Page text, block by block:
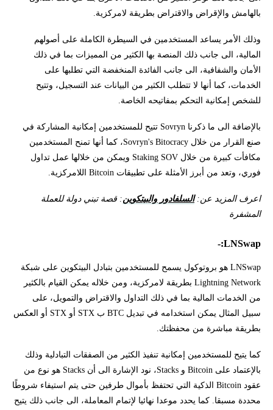
بالهامش والإقراض والاقتراض بطريقة لامركزية.
وذلك الأمر يساعد المستخدمين في السيطرة الكاملة على أصولهم
المالية، الى جانب ذلك المنصة بها الكثير من المميزات بما في ذلك
الأمان والشفافية، الى جانب الفائدة المنخفضة التي تطلبها على
الخدمات، كما أنها لا تتطلب الكثير من البيانات عند التسجيل، وتتيح
للشخص إمكانية التحكم بمفاتيحه الخاصة.
بالإضافة الى ما ذكرنا Sovryn تتيح للمستخدمين إمكانية المشاركة في
صنع القرار من خلال Sovryn's Bitocracy، كما أنها تمنح المستخدمين
مكافأت كبيرة من خلال Staking SOV ويمكن من خلالها عمل تداول
فوري، وتعد من أبرز الأمثلة على تطبيقات Bitcoin اللامركزية.
اعرف المزيد عن:السلفادور والبيتكوين: قصة تبني دولة للعملة
المشفرة
LNSwap:-
LNSwap هو بروتوكول يسمح للمستخدمين بتبادل البيتكوين على شبكة
Lightning Network بطريقة لامركزية، ومن خلاله يمكن القيام بالكثير
من الخدمات المالية بما في ذلك التداول والاقتراض والتمويل، على
سبيل المثال يمكن استخدامه في تبديل BTC ب STX أو STX أو العكس
بطريقة مباشرة من محفظتك.
كما يتيح للمستخدمين إمكانية تنفيذ الكثير من الصفقات التبادلية وذلك
بالإعتماد على Bitcoin و Stacks، نود الإشارة الى أن Stacks هو نوع من
عقود Bitcoin الذكية التي تحتفظ بأموال طرفين حتى يتم استيفاء شروطًا
محددة مسبقا. كما يحدد موعدا نهائيا لإتمام المعاملة، الى جانب ذلك يتيح